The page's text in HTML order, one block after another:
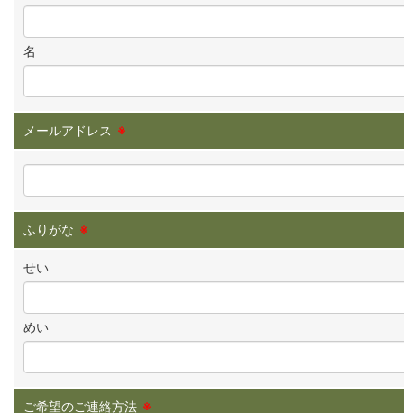
名
メールアドレス ※
ふりがな ※
せい
めい
ご希望のご連絡方法 ※